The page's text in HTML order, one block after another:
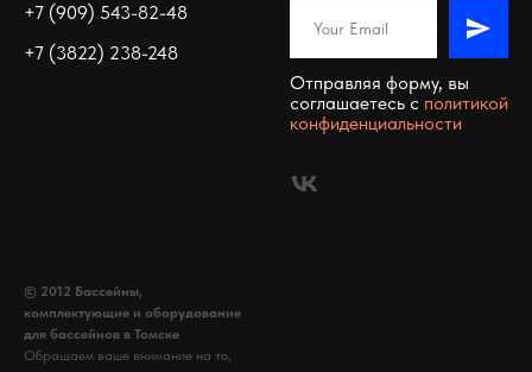
+7 (909) 543-82-48
+7 (3822) 238-248
Отправляя форму, вы
соглашаетесь c политикой
конфиденциальности
© 2012 Бассейны,
комплектующие и оборудование
для бассейнов в Томске
Обращаем ваше внимание на то,